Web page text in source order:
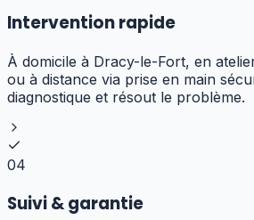
Intervention rapide
À domicile à Dracy-le-Fort, en
ou à distance via prise en main
diagnostique et résout le problème.
04
Suivi & garantie